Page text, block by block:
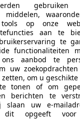
Nissan
gebruiken
middelen,
tools op onze
aan te
te
functionaliteiten
aanbod te
uw
zetten, om u
tonen of om
berichten te
slaan uw e-
opgeeft voor